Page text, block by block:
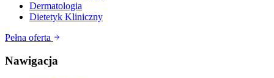
Dermatologia
Dietetyk Kliniczny
Pełna oferta
Nawigacja